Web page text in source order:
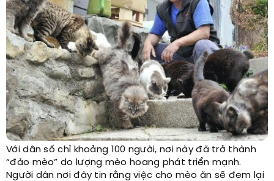
Với dân số chỉ khoảng 100 người, nơi này đã trở thành
“đảo mèo” do lượng mèo hoang phát triển mạnh.
Người dân nơi đây tin rằng việc cho mèo ăn sẽ đem lại